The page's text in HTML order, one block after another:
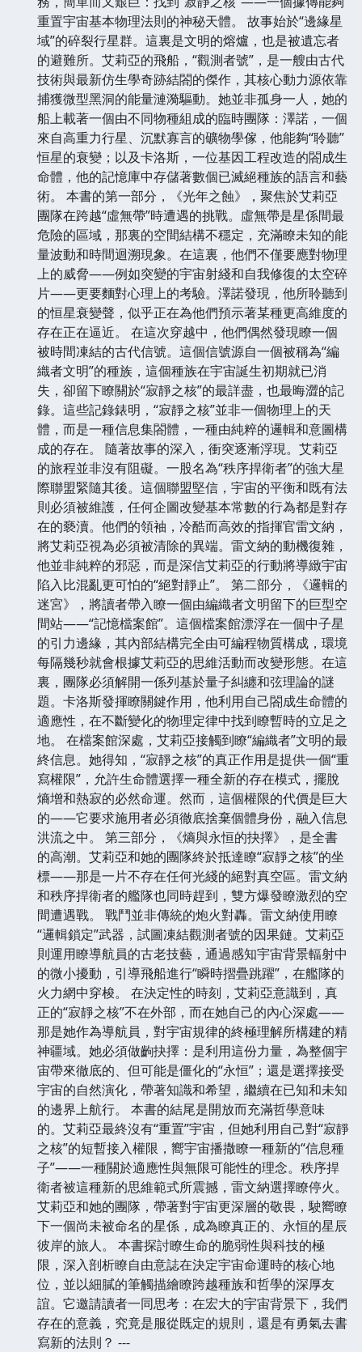
重置宇宙基本物理法則的神秘天體。 故事始於“邊緣星
域”的碎裂行星群。這裏是文明的熔爐，也是被遺忘者
的避難所。艾莉亞的飛船，“觀測者號”，是一艘由古代
技術與最新仿生學奇跡結閤的傑作，其核心動力源依靠
捕獲微型黑洞的能量漣漪驅動。她並非孤身一人，她的
船上載著一個由不同物種組成的臨時團隊：澤諾，一個
來自高重力行星、沉默寡言的礦物學傢，他能夠“聆聽”
恒星的衰變；以及卡洛斯，一位基因工程改造的閤成生
命體，他的記憶庫中存儲著數個已滅絕種族的語言和藝
術。 本書的第一部分，《光年之蝕》，聚焦於艾莉亞
團隊在跨越“虛無帶”時遭遇的挑戰。虛無帶是星係間最
危險的區域，那裏的空間結構不穩定，充滿瞭未知的能
量波動和時間迴溯現象。在這裏，他們不僅要應對物理
上的威脅——例如突變的宇宙射綫和自我修復的太空碎
片——更要麵對心理上的考驗。澤諾發現，他所聆聽到
的恒星衰變聲，似乎正在為他們預示著某種更高維度的
存在正在逼近。 在這次穿越中，他們偶然發現瞭一個
被時間凍結的古代信號。這個信號源自一個被稱為“編
織者文明”的種族，這個種族在宇宙誕生初期就已消
失，卻留下瞭關於“寂靜之核”的最詳盡，也最晦澀的記
錄。這些記錄錶明，“寂靜之核”並非一個物理上的天
體，而是一種信息集閤體，一種由純粹的邏輯和意圖構
成的存在。 隨著故事的深入，衝突逐漸浮現。艾莉亞
的旅程並非沒有阻礙。一股名為“秩序捍衛者”的強大星
際聯盟緊隨其後。這個聯盟堅信，宇宙的平衡和既有法
則必須被維護，任何企圖改變基本常數的行為都是對存
在的褻瀆。他們的領袖，冷酷而高效的指揮官雷文納，
將艾莉亞視為必須被清除的異端。雷文納的動機復雜，
他並非純粹的邪惡，而是深信艾莉亞的行動將導緻宇宙
陷入比混亂更可怕的“絕對靜止”。 第二部分，《邏輯的
迷宮》，將讀者帶入瞭一個由編織者文明留下的巨型空
間站——“記憶檔案館”。這個檔案館漂浮在一個中子星
的引力邊緣，其內部結構完全由可編程物質構成，環境
每隔幾秒就會根據艾莉亞的思維活動而改變形態。在這
裏，團隊必須解開一係列基於量子糾纏和弦理論的謎
題。卡洛斯發揮瞭關鍵作用，他利用自己閤成生命體的
適應性，在不斷變化的物理定律中找到瞭暫時的立足之
地。 在檔案館深處，艾莉亞接觸到瞭“編織者”文明的最
終信息。她得知，“寂靜之核”的真正作用是提供一個“重
寫權限”，允許生命體選擇一種全新的存在模式，擺脫
熵增和熱寂的必然命運。然而，這個權限的代價是巨大
的——它要求施用者必須徹底捨棄個體身份，融入信息
洪流之中。 第三部分，《熵與永恒的抉擇》，是全書
的高潮。艾莉亞和她的團隊終於抵達瞭“寂靜之核”的坐
標——那是一片不存在任何光綫的絕對真空區。雷文納
和秩序捍衛者的艦隊也同時趕到，雙方爆發瞭激烈的空
間遭遇戰。 戰鬥並非傳統的炮火對轟。雷文納使用瞭
“邏輯鎖定”武器，試圖凍結觀測者號的因果鏈。艾莉亞
則運用瞭導航員的古老技藝，通過感知宇宙背景輻射中
的微小擾動，引導飛船進行“瞬時摺疊跳躍”，在艦隊的
火力網中穿梭。 在決定性的時刻，艾莉亞意識到，真
正的“寂靜之核”不在外部，而在她自己的內心深處——
那是她作為導航員，對宇宙規律的終極理解所構建的精
神疆域。她必須做齣抉擇：是利用這份力量，為整個宇
宙帶來徹底的、但可能是僵化的“永恒”；還是選擇接受
宇宙的自然演化，帶著知識和希望，繼續在已知和未知
的邊界上航行。 本書的結尾是開放而充滿哲學意味
的。艾莉亞最終沒有“重置”宇宙，但她利用自己對“寂靜
之核”的短暫接入權限，嚮宇宙播撒瞭一種新的“信息種
子”——一種關於適應性與無限可能性的理念。秩序捍
衛者被這種新的思維範式所震撼，雷文納選擇瞭停火。
艾莉亞和她的團隊，帶著對宇宙更深層的敬畏，駛嚮瞭
下一個尚未被命名的星係，成為瞭真正的、永恒的星辰
彼岸的旅人。 本書探討瞭生命的脆弱性與科技的極
限，深入剖析瞭自由意誌在決定宇宙命運時的核心地
位，並以細膩的筆觸描繪瞭跨越種族和哲學的深厚友
誼。它邀請讀者一同思考：在宏大的宇宙背景下，我們
存在的意義，究竟是服從既定的規則，還是有勇氣去書
寫新的法則？ ---